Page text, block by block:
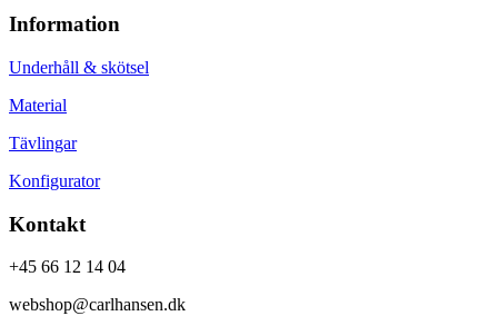
Information
Underhåll & skötsel
Material
Tävlingar
Konfigurator
Kontakt
+45 66 12 14 04
webshop@carlhansen.dk